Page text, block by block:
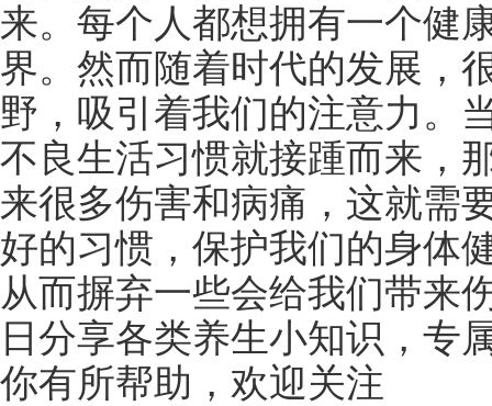
来。每个人都想拥有一个健
界。然而随着时代的发展，
野，吸引着我们的注意力。
不良生活习惯就接踵而来，
来很多伤害和病痛，这就需
好的习惯，保护我们的身体
从而摒弃一些会给我们带来
日分享各类养生小知识，专
你有所帮助，欢迎关注